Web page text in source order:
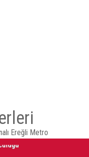
Ereğli Metro